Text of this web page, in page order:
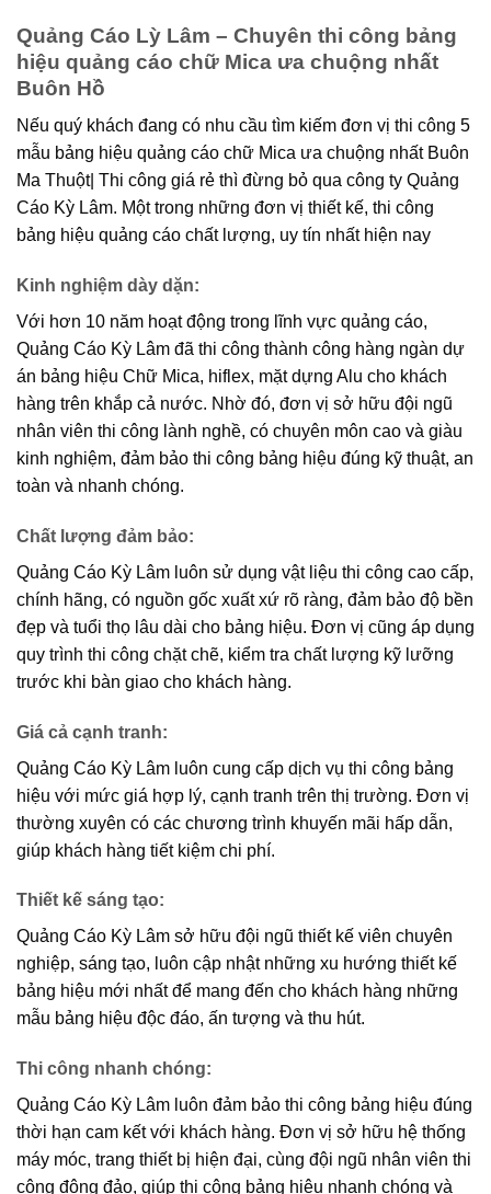
Quảng Cáo Lỳ Lâm – Chuyên thi công bảng
hiệu quảng cáo chữ Mica ưa chuộng nhất
Buôn Hồ
Nếu quý khách đang có nhu cầu tìm kiếm đơn vị thi công 5
mẫu bảng hiệu quảng cáo chữ Mica ưa chuộng nhất Buôn
Ma Thuột| Thi công giá rẻ thì đừng bỏ qua công ty Quảng
Cáo Kỳ Lâm. Một trong những đơn vị thiết kế, thi công
bảng hiệu quảng cáo chất lượng, uy tín nhất hiện nay
Kinh nghiệm dày dặn:
Với hơn 10 năm hoạt động trong lĩnh vực quảng cáo,
Quảng Cáo Kỳ Lâm đã thi công thành công hàng ngàn dự
án bảng hiệu Chữ Mica, hiflex, mặt dựng Alu cho khách
hàng trên khắp cả nước. Nhờ đó, đơn vị sở hữu đội ngũ
nhân viên thi công lành nghề, có chuyên môn cao và giàu
kinh nghiệm, đảm bảo thi công bảng hiệu đúng kỹ thuật, an
toàn và nhanh chóng.
Chất lượng đảm bảo:
Quảng Cáo Kỳ Lâm luôn sử dụng vật liệu thi công cao cấp,
chính hãng, có nguồn gốc xuất xứ rõ ràng, đảm bảo độ bền
đẹp và tuổi thọ lâu dài cho bảng hiệu. Đơn vị cũng áp dụng
quy trình thi công chặt chẽ, kiểm tra chất lượng kỹ lưỡng
trước khi bàn giao cho khách hàng.
Giá cả cạnh tranh:
Quảng Cáo Kỳ Lâm luôn cung cấp dịch vụ thi công bảng
hiệu với mức giá hợp lý, cạnh tranh trên thị trường. Đơn vị
thường xuyên có các chương trình khuyến mãi hấp dẫn,
giúp khách hàng tiết kiệm chi phí.
Thiết kế sáng tạo:
Quảng Cáo Kỳ Lâm sở hữu đội ngũ thiết kế viên chuyên
nghiệp, sáng tạo, luôn cập nhật những xu hướng thiết kế
bảng hiệu mới nhất để mang đến cho khách hàng những
mẫu bảng hiệu độc đáo, ấn tượng và thu hút.
Thi công nhanh chóng:
Quảng Cáo Kỳ Lâm luôn đảm bảo thi công bảng hiệu đúng
thời hạn cam kết với khách hàng. Đơn vị sở hữu hệ thống
máy móc, trang thiết bị hiện đại, cùng đội ngũ nhân viên thi
công đông đảo, giúp thi công bảng hiệu nhanh chóng và